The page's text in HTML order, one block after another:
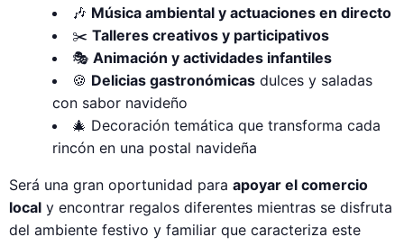
🎶 Música ambiental y actuaciones en directo
✂️ Talleres creativos y participativos
🎭 Animación y actividades infantiles
🍪 Delicias gastronómicas dulces y saladas
con sabor navideño
🎄 Decoración temática que transforma cada
rincón en una postal navideña
Será una gran oportunidad para apoyar el comercio
local y encontrar regalos diferentes mientras se disfruta
del ambiente festivo y familiar que caracteriza este